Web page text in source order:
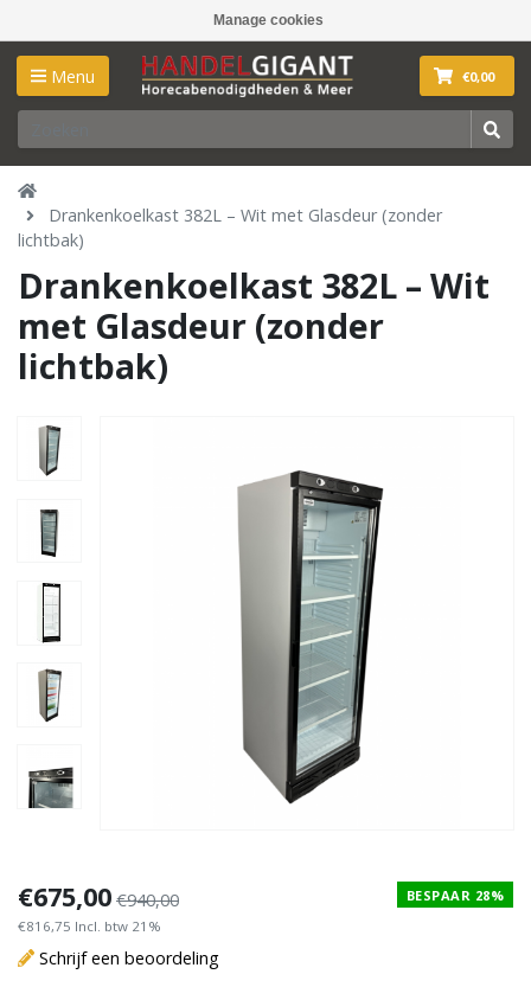
Manage cookies
Menu €0,00
Drankenkoelkast 382L – Wit met Glasdeur (zonder
lichtbak)
Drankenkoelkast 382L – Wit
met Glasdeur (zonder
lichtbak)
€675,00 €940,00
€816,75 Incl. btw 21%
BESPAAR 28%
Schrijf een beoordeling